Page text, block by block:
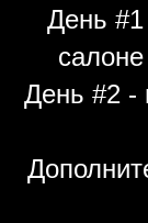
День #1
День #2 -